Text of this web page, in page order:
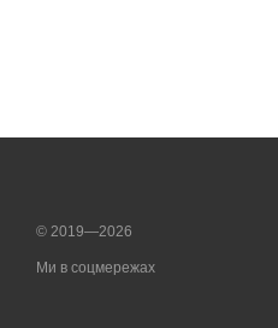
© 2019—2026
Ми в соцмережах